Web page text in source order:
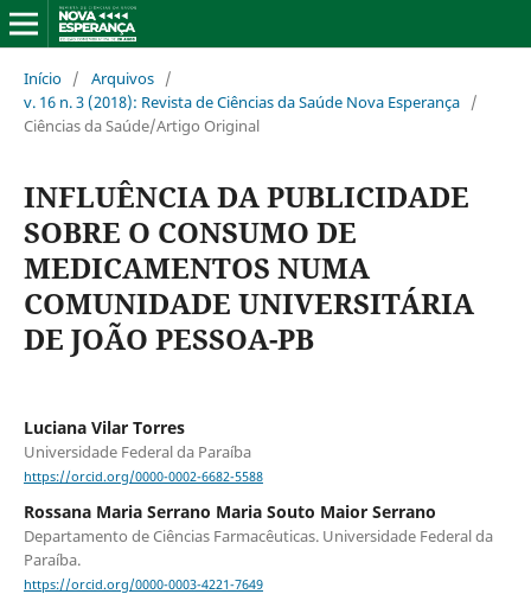
Início / Arquivos /
v. 16 n. 3 (2018): Revista de Ciências da Saúde Nova Esperança /
Ciências da Saúde/Artigo Original
INFLUÊNCIA DA PUBLICIDADE
SOBRE O CONSUMO DE
MEDICAMENTOS NUMA
COMUNIDADE UNIVERSITÁRIA
DE JOÃO PESSOA-PB
Luciana Vilar Torres
Universidade Federal da Paraíba
https://orcid.org/0000-0002-6682-5588
Rossana Maria Serrano Maria Souto Maior Serrano
Departamento de Ciências Farmacêuticas. Universidade Federal da
Paraíba.
https://orcid.org/0000-0003-4221-7649